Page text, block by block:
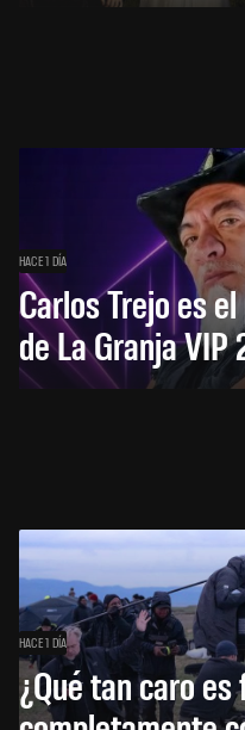
HACE 1 DÍA
Carlos Trejo es
de La Granja VIP
HACE 1 DÍA
¿Qué tan caro